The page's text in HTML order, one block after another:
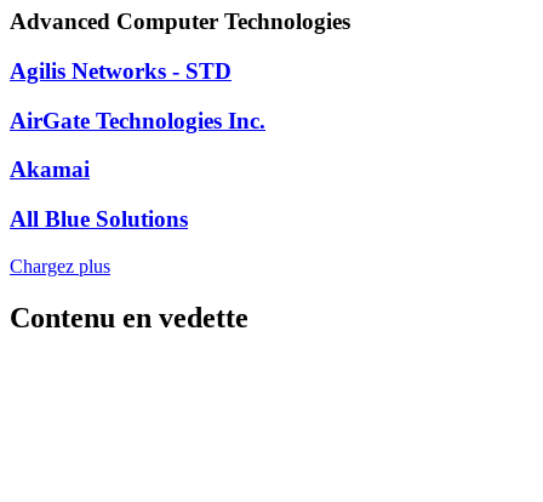
Advanced Computer Technologies
Agilis Networks - STD
AirGate Technologies Inc.
Akamai
All Blue Solutions
Chargez plus
Contenu en vedette